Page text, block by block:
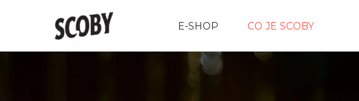
obsah
E-SHOP CO JE SCOBY